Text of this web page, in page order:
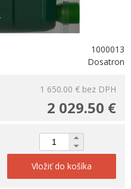
1000013
Dosatron
1 650.00 € bez DPH
2 029.50 €
Vložiť do košíka